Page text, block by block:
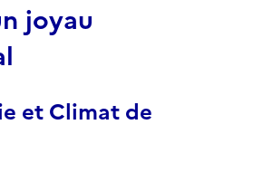
joyau
et Climat de